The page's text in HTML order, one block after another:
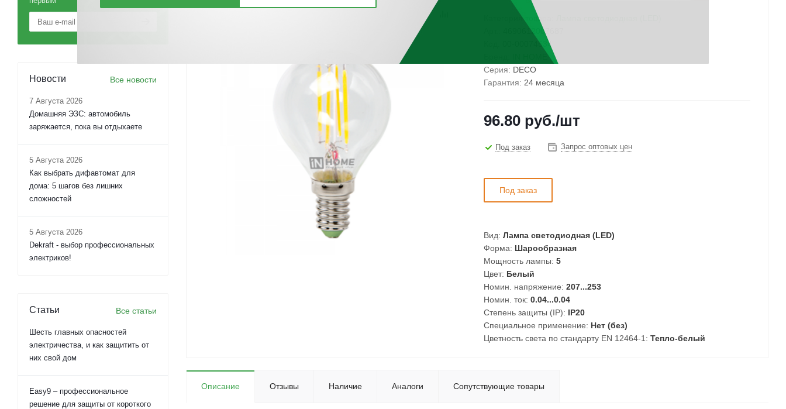
Категория товара:
4690612007687
00-00074534
Серия: DECO
Гарантия: 24 месяца
96.80 руб./шт
Под заказ Запрос оптовых цен
Под заказ
Вид: Лампа светодиодная (LED)
Форма: Шарообразная
Мощность лампы: 5
Цвет: Белый
Номин. напряжение: 207...253
Номин. ток: 0.04...0.04
Степень защиты (IP): IP20
Специальное применение: Нет (без)
Цветность света по стандарту EN 12464-1: Тепло-белый
Описание Отзывы Наличие Аналоги Сопутствующие товары
Новости Все новости
7 Августа 2026
Домашняя ЭЗС: автомобиль
заряжается, пока вы отдыхаете
5 Августа 2026
Как выбрать дифавтомат для
дома: 5 шагов без лишних
сложностей
5 Августа 2026
Dekraft - выбор профессиональных
электриков!
Статьи Все статьи
Шесть главных опасностей
электричества, и как защитить от
них свой дом
Easy9 – профессиональное
решение для защиты от короткого